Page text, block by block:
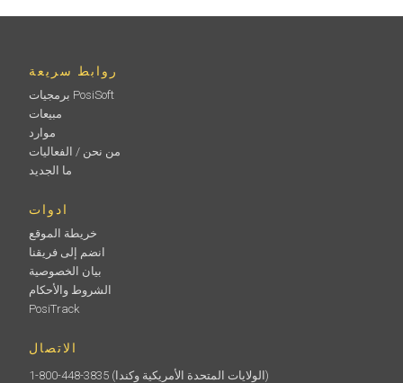
روابط سريعة
برمجيات PosiSoft
مبيعات
موارد
من نحن / الفعاليات
ما الجديد
ادوات
خريطة الموقع
انضم إلى فريقنا
بيان الخصوصية
الشروط والأحكام
PosiTrack
الاتصال
1-800-448-3835
(الولايات المتحدة الأمريكية وكندا)